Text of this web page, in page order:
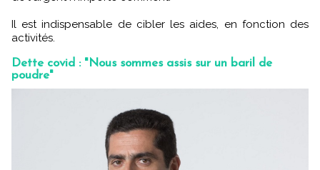
Il est indispensable de cibler les aides, en fonction des
activités.
Dette covid : "Nous sommes assis sur un baril de
poudre"